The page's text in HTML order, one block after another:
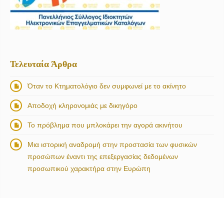
Τελευταία Άρθρα
Όταν το Κτηματολόγιο δεν συμφωνεί με το ακίνητο
Αποδοχή κληρονομιάς με δικηγόρο
Το πρόβλημα που μπλοκάρει την αγορά ακινήτου
Μια ιστορική αναδρομή στην προστασία των φυσικών
προσώπων έναντι της επεξεργασίας δεδομένων
προσωπικού χαρακτήρα στην Ευρώπη